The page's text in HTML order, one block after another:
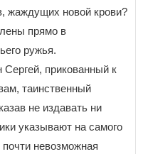
жаждущих новой крови?
прямо в
ружья.
прикованный к
таинственный
не издавать ни
указывают на самого
невозможная